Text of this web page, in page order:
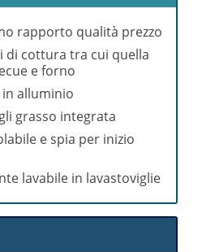
rapporto qualità prezzo
di cottura tra cui quella
e forno
alluminio
grasso integrata
e spia per inizio
lavabile in lavastoviglie